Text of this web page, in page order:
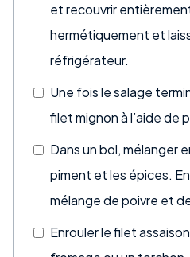
et recouvrir
hermétiquement et
réfrigérateur.
Une fois le salage
filet mignon à l’aide de
Dans un bol, mélanger
piment et les épices.
mélange de poivre et
Enrouler le filet